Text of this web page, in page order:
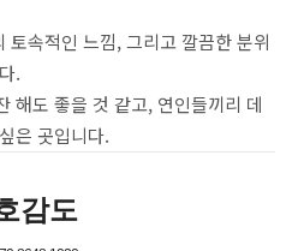
토속적인 느낌, 그리고 깔끔한 분위
.
해도 좋을 것 같고, 연인들끼리 데
은 곳입니다.